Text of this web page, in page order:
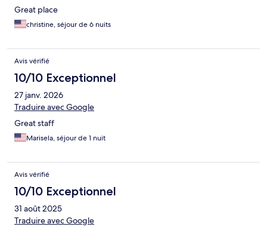
Great place
christine, séjour de 6 nuits
Avis vérifié
10/10 Exceptionnel
27 janv. 2026
Traduire avec Google
Great staff
Marisela, séjour de 1 nuit
Avis vérifié
10/10 Exceptionnel
31 août 2025
Traduire avec Google